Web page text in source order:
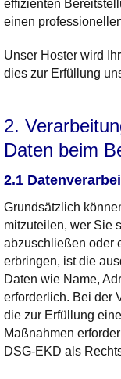
effizienten
einen
Unser Hoster wird
dies zur Erfüllung
2.
Daten beim
2.1
Grundsätzlich
mitzuteilen, wer Sie
abzuschließen oder
erbringen, ist die
Daten wie Name,
erforderlich. Bei der
die zur Erfüllung
Maßnahmen
DSG-EKD als